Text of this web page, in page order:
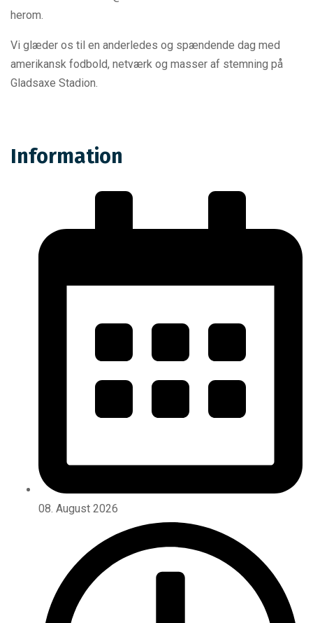
herom.
Vi glæder os til en anderledes og spændende dag med
amerikansk fodbold, netværk og masser af stemning på
Gladsaxe Stadion.
Information
08. August 2026